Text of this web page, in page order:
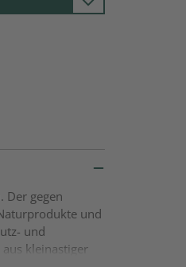
Der gegen
und
und
kleinastiger